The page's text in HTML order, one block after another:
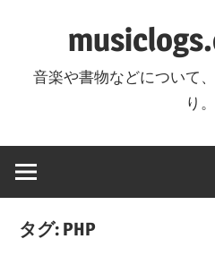
へ
キ
音楽や書物などについて
り。
タグ: PHP